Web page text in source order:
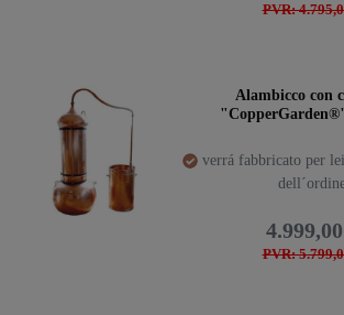
PVR:
Alambicco con
verrá fabbricato per
PVR: